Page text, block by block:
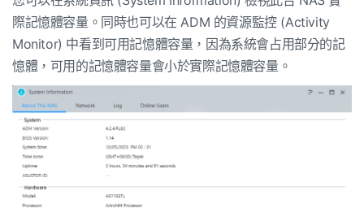
際記憶體容量。同時也可以在 ADM 的資源監控 (Activity
Monitor) 中看到可用記憶體容量，因為系統會占用部分的記
憶體，可用的記憶體容量會小於實際記憶體容量。